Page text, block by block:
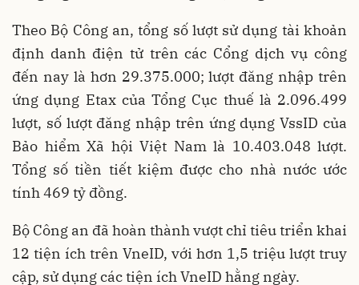
Theo Bộ Công an, tổng số lượt sử dụng tài khoản
định danh điện tử trên các Cổng dịch vụ công
đến nay là hơn 29.375.000; lượt đăng nhập trên
ứng dụng Etax của Tổng Cục thuế là 2.096.499
lượt, số lượt đăng nhập trên ứng dụng VssID của
Bảo hiểm Xã hội Việt Nam là 10.403.048 lượt.
Tổng số tiền tiết kiệm được cho nhà nước ước
tính 469 tỷ đồng.
Bộ Công an đã hoàn thành vượt chỉ tiêu triển khai
12 tiện ích trên VneID, với hơn 1,5 triệu lượt truy
cập, sử dụng các tiện ích VneID hằng ngày.